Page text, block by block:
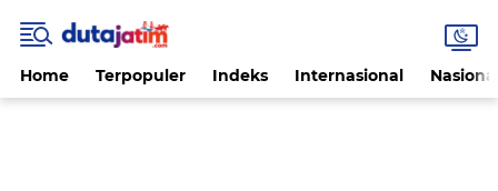
Home Terpopuler Indeks Internasional